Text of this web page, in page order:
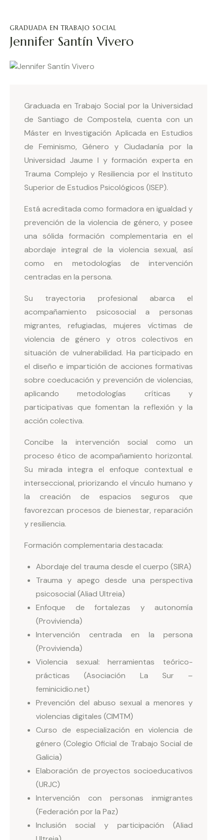
GRADUADA EN TRABAJO SOCIAL
Jennifer Santín Vivero
Graduada en Trabajo Social por la Universidad
de Santiago de Compostela, cuenta con un
Máster en Investigación Aplicada en Estudios
de Feminismo, Género y Ciudadanía por la
Universidad Jaume I y formación experta en
Trauma Complejo y Resiliencia por el Instituto
Superior de Estudios Psicológicos (ISEP).
Está acreditada como formadora en igualdad y
prevención de la violencia de género, y posee
una sólida formación complementaria en el
abordaje integral de la violencia sexual, así
como en metodologías de intervención
centradas en la persona.
Su trayectoria profesional abarca el
acompañamiento psicosocial a personas
migrantes, refugiadas, mujeres víctimas de
violencia de género y otros colectivos en
situación de vulnerabilidad. Ha participado en
el diseño e impartición de acciones formativas
sobre coeducación y prevención de violencias,
aplicando metodologías críticas y
participativas que fomentan la reflexión y la
acción colectiva.
Concibe la intervención social como un
proceso ético de acompañamiento horizontal.
Su mirada integra el enfoque contextual e
interseccional, priorizando el vínculo humano y
la creación de espacios seguros que
favorezcan procesos de bienestar, reparación
y resiliencia.
Formación complementaria destacada:
Abordaje del trauma desde el cuerpo (SIRA)
Trauma y apego desde una perspectiva
psicosocial (Aliad Ultreia)
Enfoque de fortalezas y autonomía
(Provivienda)
Intervención centrada en la persona
(Provivienda)
Violencia sexual: herramientas teórico-
prácticas (Asociación La Sur –
feminicidio.net)
Prevención del abuso sexual a menores y
violencias digitales (CIMTM)
Curso de especialización en violencia de
género (Colegio Oficial de Trabajo Social de
Galicia)
Elaboración de proyectos socioeducativos
(URJC)
Intervención con personas inmigrantes
(Federación por la Paz)
Inclusión social y participación (Aliad